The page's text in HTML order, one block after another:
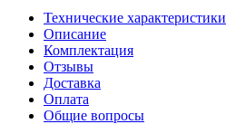
Технические характеристики
Описание
Комплектация
Отзывы
Доставка
Оплата
Общие вопросы